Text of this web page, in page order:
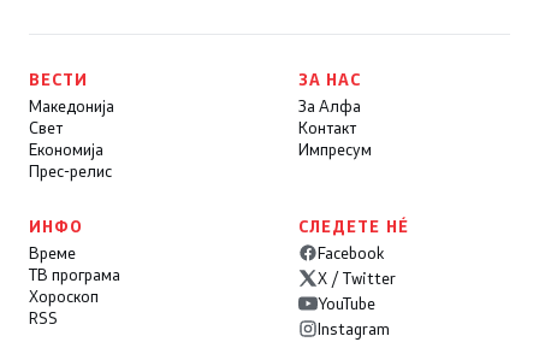
ВЕСТИ
Македонија
Свет
Економија
Прес-релис
ЗА НАС
За Алфа
Контакт
Импресум
ИНФО
Време
ТВ програма
Хороскоп
RSS
СЛЕДЕТЕ НÉ
Facebook
X / Twitter
YouTube
Instagram